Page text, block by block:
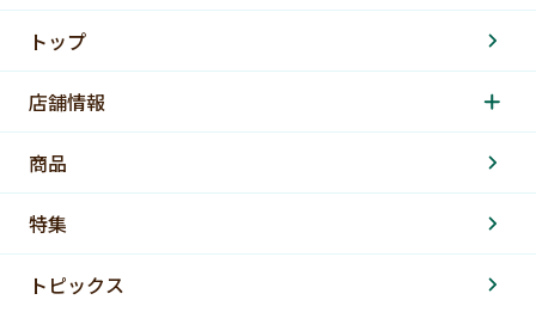
トップ
店舗情報
商品
特集
トピックス